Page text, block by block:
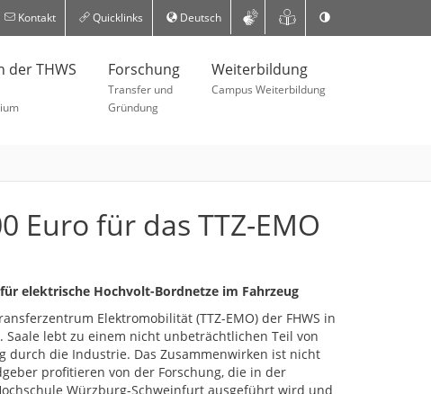
Kontakt Quicklinks Deutsch
der THWS Forschung
Transfer und
Gründung
Weiterbildung
Campus Weiterbildung
Euro für das TTZ-EMO
elektrische Hochvolt-Bordnetze im Fahrzeug
Elektromobilität (TTZ-EMO) der FHWS in
Saale lebt zu einem nicht unbeträchtlichen Teil von
durch die Industrie. Das Zusammenwirken ist nicht
profitieren von der Forschung, die in der
Würzburg-Schweinfurt ausgeführt wird und